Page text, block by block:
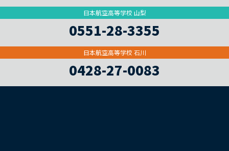
日本航空高等学校 山梨
0551-28-3355
日本航空高等学校 石川
0428-27-0083